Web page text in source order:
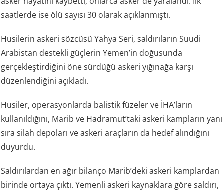
saatlerde ise ölü sayısı 30 olarak açıklanmıştı.
Husilerin askeri sözcüsü Yahya Seri, saldırıların Suudi
Arabistan destekli güçlerin Yemen’in doğusunda
gerçekleştirdiğini öne sürdüğü askeri yığınağa karşı
düzenlendiğini açıkladı.
Husiler, operasyonlarda balistik füzeler ve İHA’ların
kullanıldığını, Marib ve Hadramut’taki askeri kampların yanı
sıra silah depoları ve askeri araçların da hedef alındığını
duyurdu.
Saldırılardan en ağır bilanço Marib’deki askeri kamplardan
birinde ortaya çıktı. Yemenli askeri kaynaklara göre saldırı,